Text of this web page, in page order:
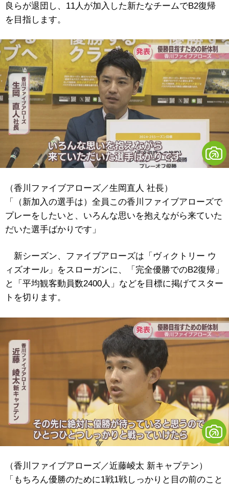
良らが退団し、11人が加入した新たなチームでB2復帰
を目指します。
（香川ファイブアローズ／生岡直人 社長）
「（新加入の選手は）全員この香川ファイブアローズで
プレーをしたいと、いろんな思いを抱えながら来ていた
だいた選手ばかりです」
新シーズン、ファイブアローズは「ヴィクトリー ウ
ィズオール」をスローガンに、「完全優勝でのB2復帰」
と「平均観客動員数2400人」などを目標に掲げてスター
トを切ります。
（香川ファイブアローズ／近藤崚太 新キャプテン）
「もちろん優勝のために1戦1戦しっかりと目の前のこと